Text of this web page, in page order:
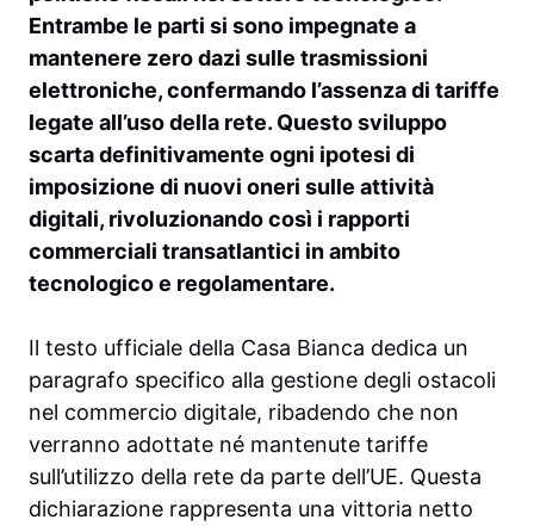
Entrambe le parti si sono impegnate a
mantenere zero dazi sulle trasmissioni
elettroniche, confermando l’assenza di tariffe
legate all’uso della rete. Questo sviluppo
scarta definitivamente ogni ipotesi di
imposizione di nuovi oneri sulle attività
digitali, rivoluzionando così i rapporti
commerciali transatlantici in ambito
tecnologico e regolamentare.
Il testo ufficiale della Casa Bianca dedica un
paragrafo specifico alla gestione degli ostacoli
nel commercio digitale, ribadendo che non
verranno adottate né mantenute tariffe
sull’utilizzo della rete da parte dell’UE. Questa
dichiarazione rappresenta una vittoria netto